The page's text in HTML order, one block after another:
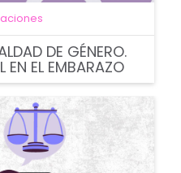
DE GÉNERO.
EN EL EMBARAZO